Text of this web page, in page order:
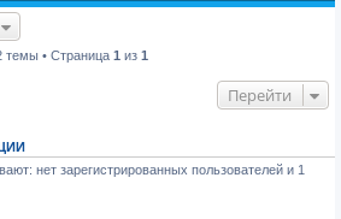
темы • Страница 1 из 1
Перейти
нет зарегистрированных пользователей и 1